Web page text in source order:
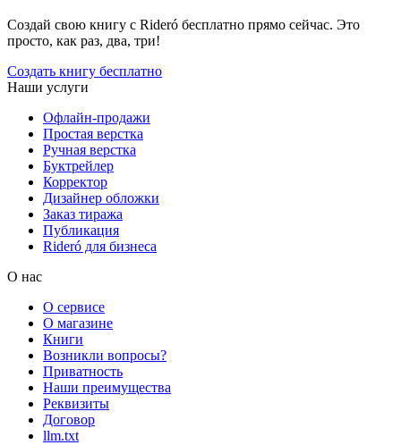
Создай свою книгу с Rideró бесплатно прямо сейчас. Это
просто, как раз, два, три!
Создать книгу бесплатно
Наши услуги
Офлайн-продажи
Простая верстка
Ручная верстка
Буктрейлер
Корректор
Дизайнер обложки
Заказ тиража
Публикация
Rideró для бизнеса
О нас
О сервисе
О магазине
Книги
Возникли вопросы?
Приватность
Наши преимущества
Реквизиты
Договор
llm.txt